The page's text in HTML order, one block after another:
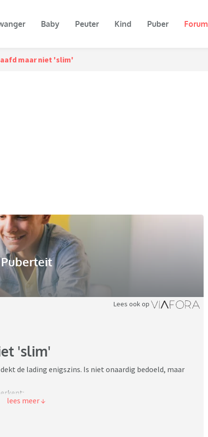
Baby Peuter Kind Puber Forum
maar niet 'slim'
Puberteit
Lees ook op
'slim'
de lading enigszins. Is niet onaardig bedoeld, maar